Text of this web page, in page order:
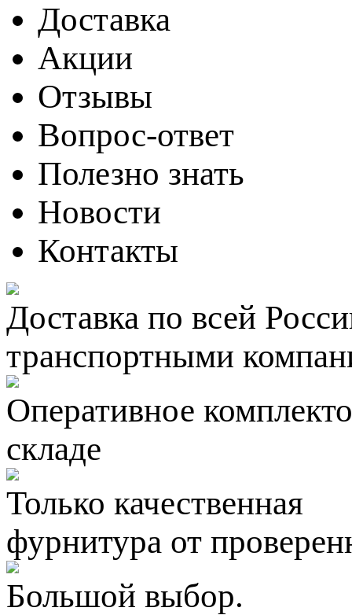
Доставка
Акции
Отзывы
Вопрос-ответ
Полезно знать
Новости
Контакты
Доставка по всей
транспортными
Оперативное
складе
Только качественная
фурнитура от
Большой выбор.